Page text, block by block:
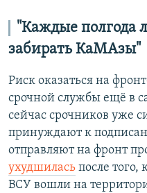
"Каждые полгода
забирать КаМАзы"
Риск оказаться на
срочной службы ещё в
сейчас срочников уже
принуждают к
отправляют на фронт
ухудшилась после того,
ВСУ вошли на